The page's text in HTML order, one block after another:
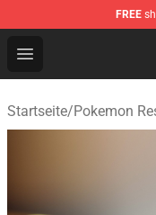
FREE
Open menu
Pokemon
Startseite/Pokemon